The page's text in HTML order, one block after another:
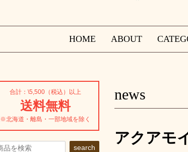
HOME ABOUT
news
アクアモ
合計：\5,500（税込）以上
送料無料
※北海道・離島・一部地域を除く
search